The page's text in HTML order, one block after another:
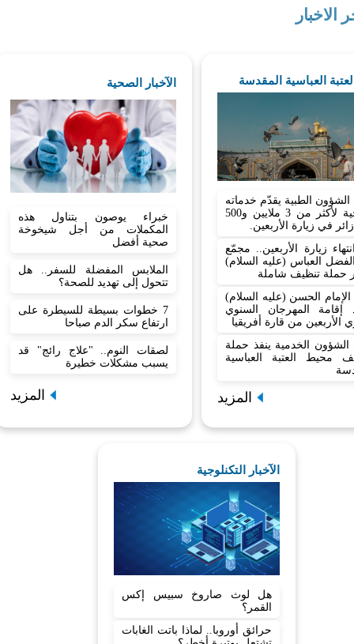
الاخبار
العباسية المقدسة
الطبية يقدّم خدماته
الصحية لأكثر من 3 ملايين و500
في زيارة الأربعين.
زيارة الأربعين.. مجمّع
العباس (عليه السلام)
حملة تنظيف شاملة
الإمام الحسن (عليه السلام)
إقامة المهرجان السنوي
الأربعين من قارة أفريقيا
الخدمية ينفذ حملة
محيط العتبة العباسية
المزيد
الآخبار الصحية
خبراء يوصون بتناول هذه
المكملات من أجل شيخوخة
صحية أفضل
الملابس المفضلة للسفر.. هل
تتحول إلى تهديد للصحة؟
7 خطوات بسيطة للسيطرة على
ارتفاع سكر الدم صباحا
لصقات النوم.. "علاج رائج" قد
يسبب مشكلات خطيرة
المزيد
الآخبار التكنلوجية
هل لوث صاروخ سبيس إكس
القمر؟
حرائق أوروبا.. لماذا باتت الغابات